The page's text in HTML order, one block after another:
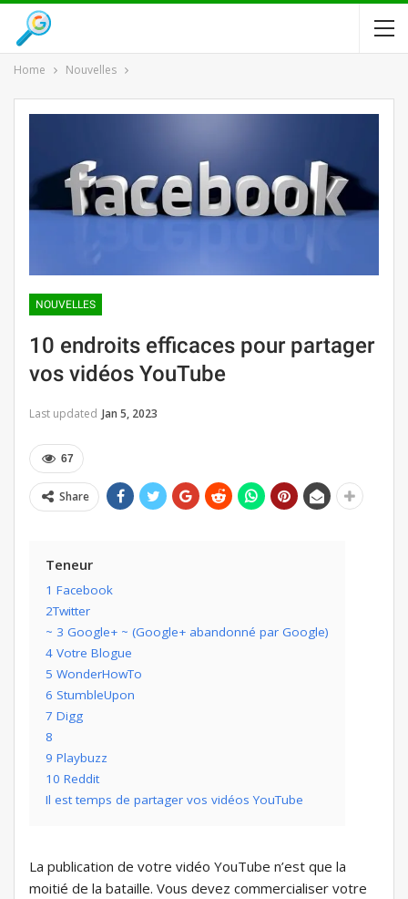
Home Nouvelles
NOUVELLES
10 endroits efficaces pour partager
vos vidéos YouTube
Last updated Jan 5, 2023
67
Share
Teneur
1 Facebook
2Twitter
~ 3 Google+ ~ (Google+ abandonné par Google)
4 Votre Blogue
5 WonderHowTo
6 StumbleUpon
7 Digg
8
9 Playbuzz
10 Reddit
Il est temps de partager vos vidéos YouTube
La publication de votre vidéo YouTube n’est que la
moitié de la bataille. Vous devez commercialiser votre